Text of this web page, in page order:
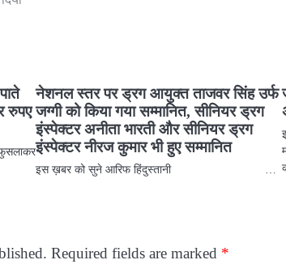
रुपए
फुसलाकर
नेशनल स्तर पर ड्रग आयुक्त ताजवर सिंह उर्फ
जग्गी को किया गया सम्मानित, सीनियर ड्रग
इंस्पेक्टर अनीता भारती और सीनियर ड्रग
इंस्पेक्टर नीरज कुमार भी हुए सम्मानित
इस ख़बर को सुने आरिफ हिंदुस्तानी …
Required fields are marked *